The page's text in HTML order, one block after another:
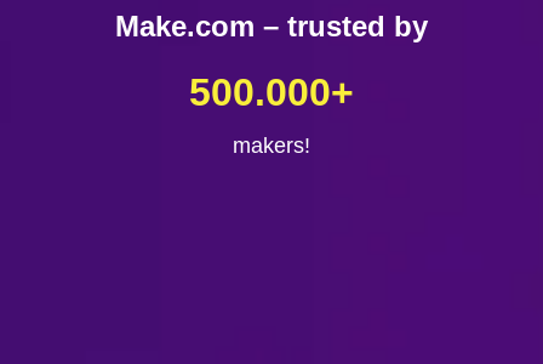
Make.com – trusted by
makers!
500.000+